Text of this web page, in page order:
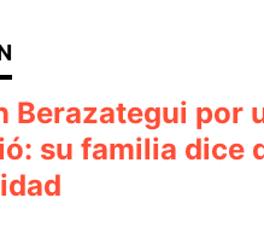
Berazategui por
su familia dice